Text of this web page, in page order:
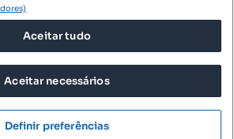
OLX Portugal, S.A.
TERMOS DE UTILIZAÇÃO
POLÍTICA DE PRIVACIDADE
Aceitar tudo
Aceitar necessários
Definir preferências